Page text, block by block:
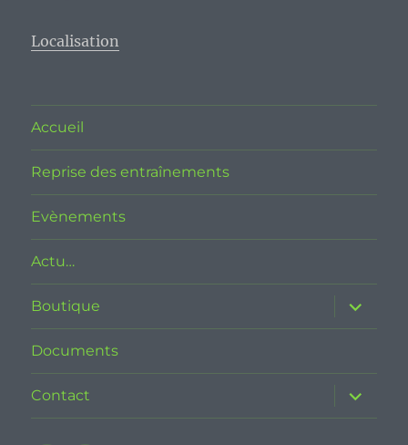
Localisation
Accueil
Reprise des entraînements
Evènements
Actu…
Boutique
ouvrir
le
sous-
Documents
Contact
ouvrir
le
sous-